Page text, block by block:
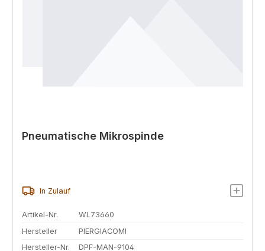
Pneumatische Mikrospinde
In Zulauf
Artikel-Nr.
WL73660
Hersteller
PIERGIACOMI
Hersteller-Nr.
DPF-MAN-9104